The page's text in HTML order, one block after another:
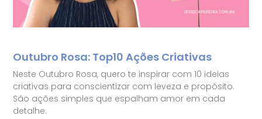
Outubro Rosa: Top10 Ações Criativas
Neste Outubro Rosa, quero te inspirar com 10 ideias
criativas para conscientizar com leveza e propósito.
São ações simples que espalham amor em cada
detalhe.